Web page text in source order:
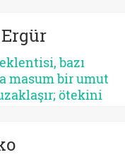
zaman bir şahıs,
bir kült, kimi zaman
benliğidir. Biri
yutar, diğeri kalbi.
de kaynağı
bazı
masum bir umut
ötekini
her